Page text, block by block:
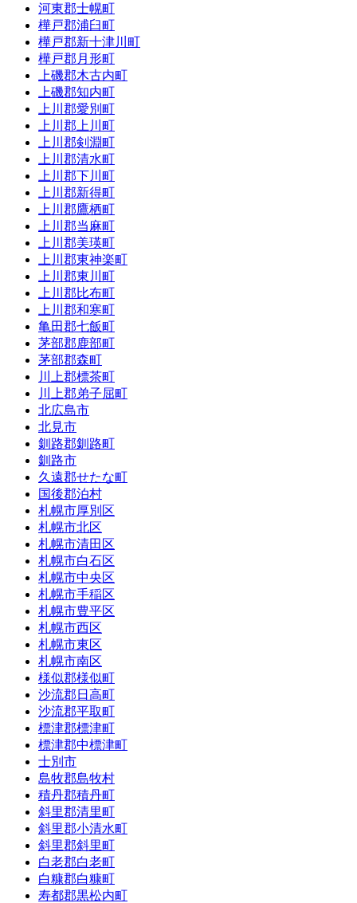
河東郡士幌町
樺戸郡浦臼町
樺戸郡新十津川町
樺戸郡月形町
上磯郡木古内町
上磯郡知内町
上川郡愛別町
上川郡上川町
上川郡剣淵町
上川郡清水町
上川郡下川町
上川郡新得町
上川郡鷹栖町
上川郡当麻町
上川郡美瑛町
上川郡東神楽町
上川郡東川町
上川郡比布町
上川郡和寒町
亀田郡七飯町
茅部郡鹿部町
茅部郡森町
川上郡標茶町
川上郡弟子屈町
北広島市
北見市
釧路郡釧路町
釧路市
久遠郡せたな町
国後郡泊村
札幌市厚別区
札幌市北区
札幌市清田区
札幌市白石区
札幌市中央区
札幌市手稲区
札幌市豊平区
札幌市西区
札幌市東区
札幌市南区
様似郡様似町
沙流郡日高町
沙流郡平取町
標津郡標津町
標津郡中標津町
士別市
島牧郡島牧村
積丹郡積丹町
斜里郡清里町
斜里郡小清水町
斜里郡斜里町
白老郡白老町
白糠郡白糠町
寿都郡黒松内町